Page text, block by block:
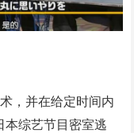
，并在给定时间内
本综艺节目密室逃